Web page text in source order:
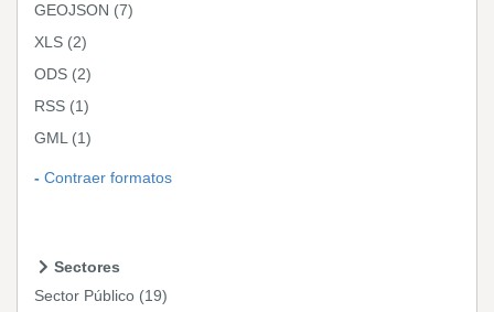
GEOJSON (7)
XLS (2)
ODS (2)
RSS (1)
GML (1)
Contraer formatos
Sectores
Sector Público (19)